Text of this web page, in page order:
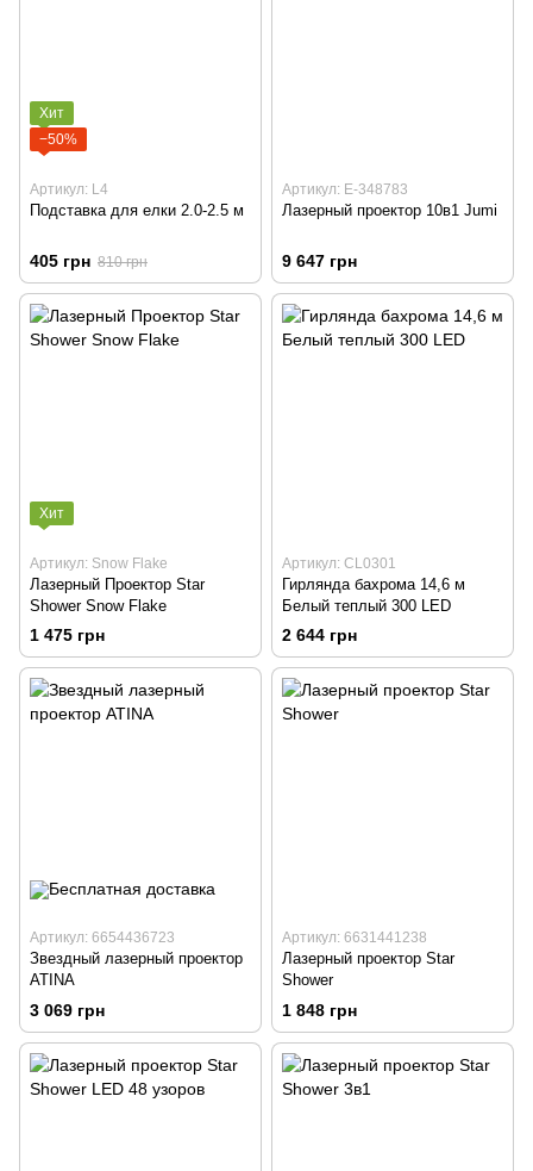
Хит
−50%
Артикул: L4
Подставка для елки 2.0-2.5 м
405 грн 810 грн
Артикул: E-348783
Лазерный проектор 10в1 Jumi
9 647 грн
Хит
Артикул: Snow Flake
Лазерный Проектор Star
Shower Snow Flake
1 475 грн
Артикул: CL0301
Гирлянда бахрома 14,6 м
Белый теплый 300 LED
2 644 грн
Артикул: 6654436723
Звездный лазерный проектор
ATINA
3 069 грн
Артикул: 6631441238
Лазерный проектор Star
Shower
1 848 грн